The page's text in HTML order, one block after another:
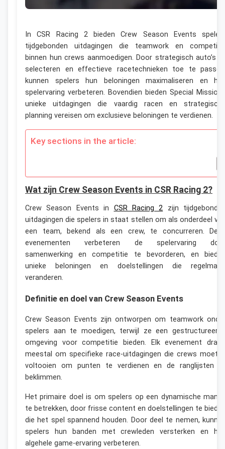
In CSR Racing 2 bieden Crew Season Events
tijdgebonden uitdagingen die teamwork en
binnen hun crews aanmoedigen. Door strategisch auto’s
selecteren en effectieve racetechnieken toe te
kunnen spelers hun beloningen maximaliseren en
spelervaring verbeteren. Bovendien bieden Special
unieke uitdagingen die vaardig racen en
planning vereisen om exclusieve beloningen te verdienen.
Key sections in the article:
Wat zijn Crew Season Events in CSR Racing 2?
Crew Season Events in CSR Racing 2 zijn
uitdagingen die spelers in staat stellen om als onderdeel
een team, bekend als een crew, te concurreren.
evenementen verbeteren de spelervaring
samenwerking en competitie te bevorderen, en
unieke beloningen en doelstellingen die
veranderen.
Definitie en doel van Crew Season Events
Crew Season Events zijn ontworpen om teamwork
spelers aan te moedigen, terwijl ze een
omgeving voor competitie bieden. Elk evenement
meestal om specifieke race-uitdagingen die crews
voltooien om punten te verdienen en de ranglijsten
beklimmen.
Het primaire doel is om spelers op een dynamische
te betrekken, door frisse content en doelstellingen te
die het spel spannend houden. Door deel te nemen,
spelers hun banden met crewleden versterken en
algehele game-ervaring verbeteren.